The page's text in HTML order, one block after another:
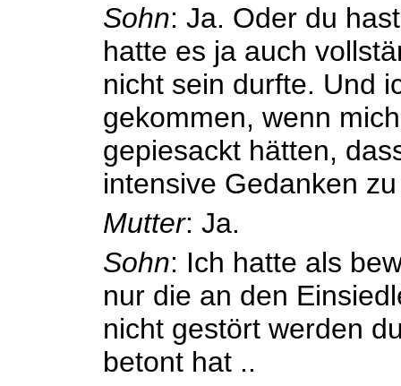
Sohn: Ja. Oder du
hatte es ja auch
nicht sein durfte. Und
gekommen, wenn
gepiesackt hätten,
intensive Gedanken
Mutter: Ja.
Sohn: Ich hatte als
nur die an den
nicht gestört werden
betont hat ..